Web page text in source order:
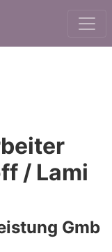
/ Lami
Gmb